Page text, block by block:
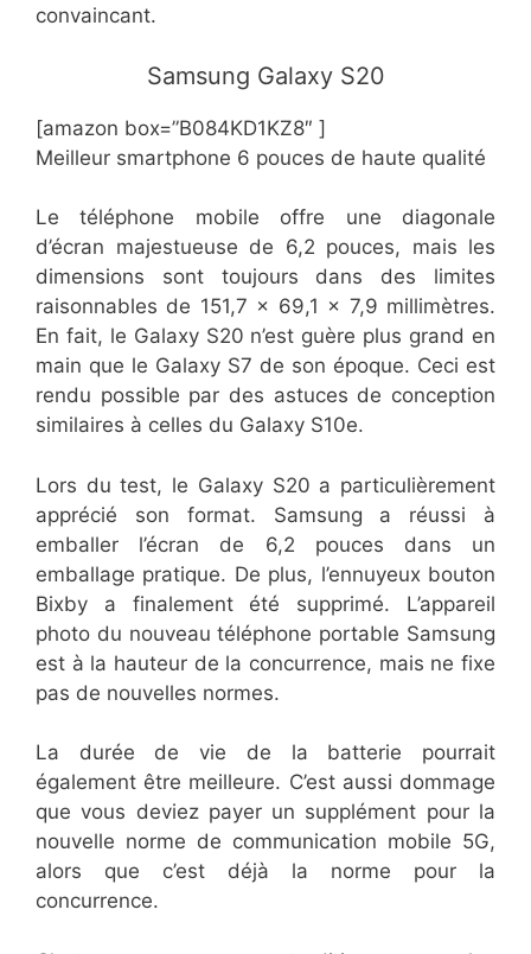
convaincant.
​​Samsung Galaxy S20
[amazon box=”​​B084KD1KZ8″ ]
Meilleur smartphone 6 pouces de haute qualité
Le téléphone mobile offre une diagonale
d’écran majestueuse de 6,2 pouces, mais les
dimensions sont toujours dans des limites
raisonnables de 151,7 x 69,1 x 7,9 millimètres.
En fait, le Galaxy S20 n’est guère plus grand en
main que le Galaxy S7 de son époque. Ceci est
rendu possible par des astuces de conception
similaires à celles du Galaxy S10e.
Lors du test, le Galaxy S20 a particulièrement
apprécié son format. Samsung a réussi à
emballer l’écran de 6,2 pouces dans un
emballage pratique. De plus, l’ennuyeux bouton
Bixby a finalement été supprimé. L’appareil
photo du nouveau téléphone portable Samsung
est à la hauteur de la concurrence, mais ne fixe
pas de nouvelles normes.
La durée de vie de la batterie pourrait
également être meilleure. C’est aussi dommage
que vous deviez payer un supplément pour la
nouvelle norme de communication mobile 5G,
alors que c’est déjà la norme pour la
concurrence.